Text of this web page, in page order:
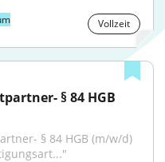
Vollzeit
§ 84 HGB
§ 84 HGB (m/w/d)